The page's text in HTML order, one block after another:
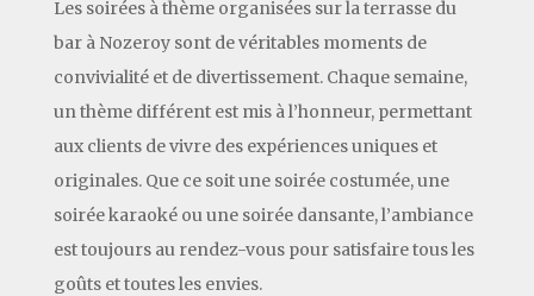
Les soirées à thème organisées sur la terrasse du
bar à Nozeroy sont de véritables moments de
convivialité et de divertissement. Chaque semaine,
un thème différent est mis à l’honneur, permettant
aux clients de vivre des expériences uniques et
originales. Que ce soit une soirée costumée, une
soirée karaoké ou une soirée dansante, l’ambiance
est toujours au rendez-vous pour satisfaire tous les
goûts et toutes les envies.